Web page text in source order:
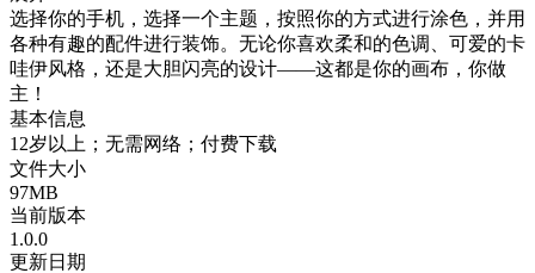
选择你的手机，选择一个主题，按照你的方式进行涂色，并用
各种有趣的配件进行装饰。无论你喜欢柔和的色调、可爱的卡
哇伊风格，还是大胆闪亮的设计——这都是你的画布，你做
主！
基本信息
12岁以上；无需网络；付费下载
文件大小
97MB
当前版本
1.0.0
更新日期